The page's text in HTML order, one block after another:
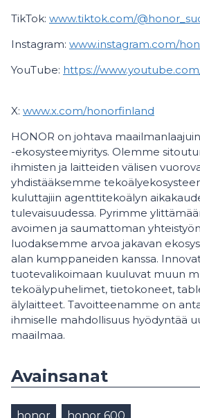
TikTok: www.tiktok.com/
Instagram: www.instagram.com/
YouTube: https://
X: www.x.com/honorfinland
HONOR on johtava
-ekosysteemiyritys. Olemme
ihmisten ja laitteiden välisen
yhdistääksemme
kuluttajiin agenttitekoälyn
tulevaisuudessa. Pyrimme
avoimen ja saumattoman
luodaksemme arvoa jakavan
alan kumppaneiden kanssa.
tuotevalikoimaan kuuluvat muun
tekoälypuhelimet, tietokoneet,
älylaitteet. Tavoitteenamme on
ihmiselle mahdollisuus hyödyntää
maailmaa.
Avainsanat